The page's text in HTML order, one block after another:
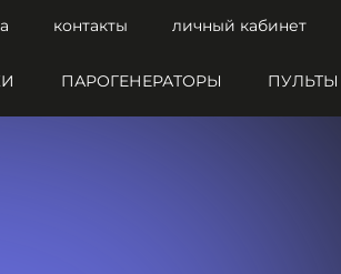
контакты личный кабинет
ПАРОГЕНЕРАТОРЫ